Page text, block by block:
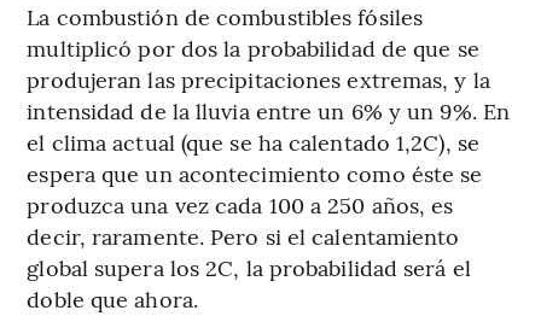
La combustión de combustibles fósiles
multiplicó por dos la probabilidad de que se
produjeran las precipitaciones extremas, y la
intensidad de la lluvia entre un 6% y un 9%. En
el clima actual (que se ha calentado 1,2C), se
espera que un acontecimiento como éste se
produzca una vez cada 100 a 250 años, es
decir, raramente. Pero si el calentamiento
global supera los 2C, la probabilidad será el
doble que ahora.